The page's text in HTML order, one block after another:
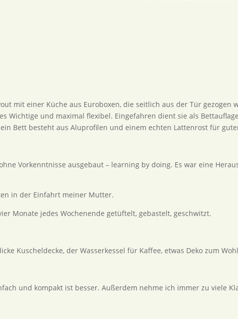
mit einer Küche aus Euroboxen, die seitlich aus der Tür gezogen
Wichtige und maximal flexibel. Eingefahren dient sie als
Bett besteht aus Aluprofilen und einem echten Lattenrost für
Vorkenntnisse ausgebaut – learning by doing. Es war eine
in der Einfahrt meiner Mutter.
Monate jedes Wochenende getüftelt, gebastelt, geschwitzt.
Kuscheldecke, der Wasserkessel für Kaffee, etwas Deko zum
und kompakt ist besser. Außerdem nehme ich immer zu viele